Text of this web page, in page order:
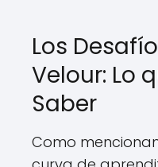
Los
Velour: Lo
Saber
Como